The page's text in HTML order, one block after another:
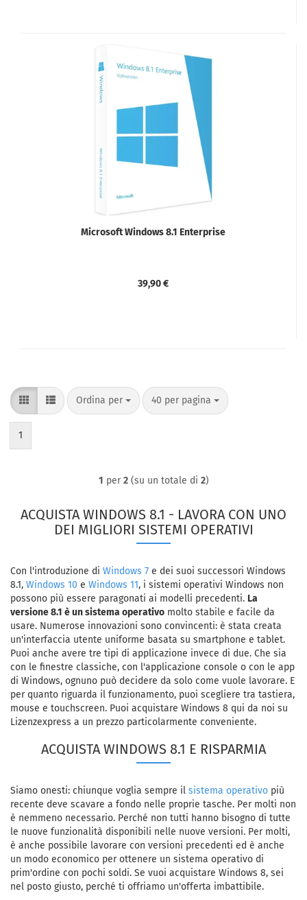
Microsoft Windows 8.1 Enterprise
39,90 €
Ordina per
Ordina per 40 per pagina
per pagina
1
1 per2(su un totale di 2)
ACQUISTA WINDOWS 8.1 - LAVORA CON UNO
DEI MIGLIORI SISTEMI OPERATIVI
Con l'introduzione di Windows 7 e dei suoi successori Windows
8.1, Windows 10 e Windows 11, i sistemi operativi Windows non
possono più essere paragonati ai modelli precedenti. La
versione 8.1 è un sistema operativo molto stabile e facile da
usare. Numerose innovazioni sono convincenti: è stata creata
un'interfaccia utente uniforme basata su smartphone e tablet.
Puoi anche avere tre tipi di applicazione invece di due. Che sia
con le finestre classiche, con l'applicazione console o con le app
di Windows, ognuno può decidere da solo come vuole lavorare. E
per quanto riguarda il funzionamento, puoi scegliere tra tastiera,
mouse e touchscreen. Puoi acquistare Windows 8 qui da noi su
Lizenzexpress a un prezzo particolarmente conveniente.
ACQUISTA WINDOWS 8.1 E RISPARMIA
Siamo onesti: chiunque voglia sempre il sistema operativo più
recente deve scavare a fondo nelle proprie tasche. Per molti non
è nemmeno necessario. Perché non tutti hanno bisogno di tutte
le nuove funzionalità disponibili nelle nuove versioni. Per molti,
è anche possibile lavorare con versioni precedenti ed è anche
un modo economico per ottenere un sistema operativo di
prim'ordine con pochi soldi. Se vuoi acquistare Windows 8, sei
nel posto giusto, perché ti offriamo un'offerta imbattibile.